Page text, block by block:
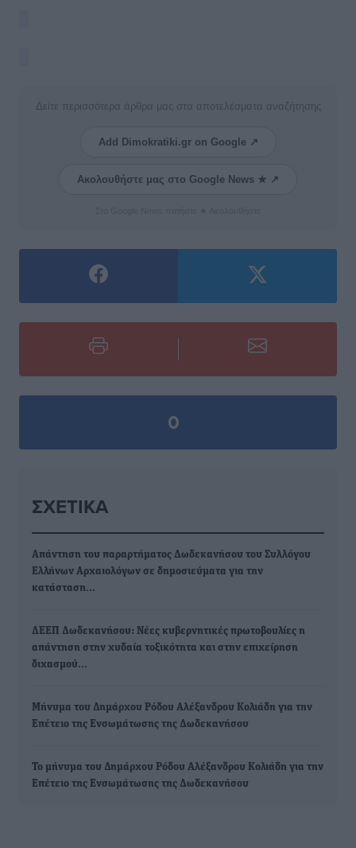
Δείτε περισσότερα άρθρα μας στα αποτελέσματα αναζήτησης
Add Dimokratiki.gr on Google ↗
Ακολουθήστε μας στο Google News ★ ↗
0
ΣΧΕΤΙΚΆ
Απάντηση του παραρτήματος Δωδεκανήσου του Συλλόγου
Ελλήνων Αρχαιολόγων σε δημοσιεύματα για την
κατάσταση…
ΔΕΕΠ Δωδεκανήσου: Νέες κυβερνητικές πρωτοβουλίες η
απάντηση στην χυδαία τοξικότητα και στην επιχείρηση
διχασμού…
Μήνυμα του Δημάρχου Ρόδου Αλέξανδρου Κολιάδη για την
Επέτειο της Ενσωμάτωσης της Δωδεκανήσου
Το μήνυμα του Δημάρχου Ρόδου Αλέξανδρου Κολιάδη για την
Επέτειο της Ενσωμάτωσης της Δωδεκανήσου